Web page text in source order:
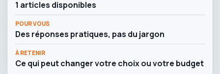
1 articles disponibles
POUR VOUS
Des réponses pratiques, pas du jargon
À RETENIR
Ce qui peut changer votre choix ou votre budget